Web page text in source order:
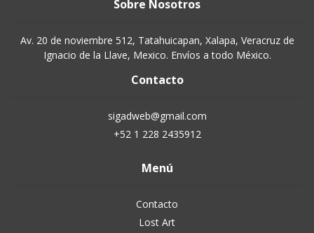
Sobre Nosotros
Av. 20 de noviembre 512, Tatahuicapan, Xalapa, Veracruz de
Ignacio de la Llave, Mexico. Envíos a todo México.
Contacto
sigadweb@gmail.com
+52 1 228 2435912
Menú
Contacto
Lost Art